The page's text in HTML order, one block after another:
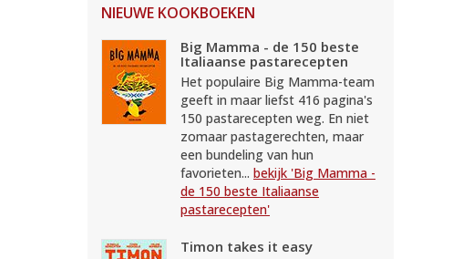
NIEUWE KOOKBOEKEN
Big Mamma - de 150 beste
Italiaanse pastarecepten
Het populaire Big Mamma-team
geeft in maar liefst 416 pagina's
150 pastarecepten weg. En niet
zomaar pastagerechten, maar
een bundeling van hun
favorieten... bekijk 'Big Mamma -
de 150 beste Italiaanse
pastarecepten'
Timon takes it easy